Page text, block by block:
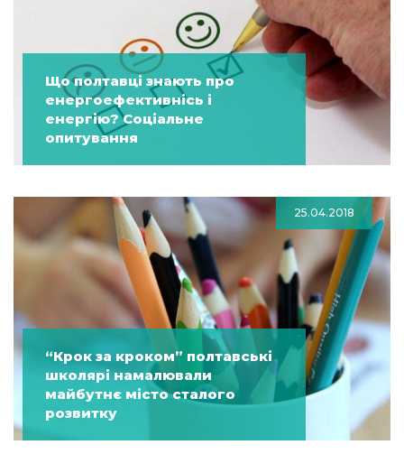
Що полтавці знають про
енергоефективнісь і
енергію? Соціальне
опитування
25.04.2018
“Крок за кроком” полтавські
школярі намалювали
майбутнє місто сталого
розвитку